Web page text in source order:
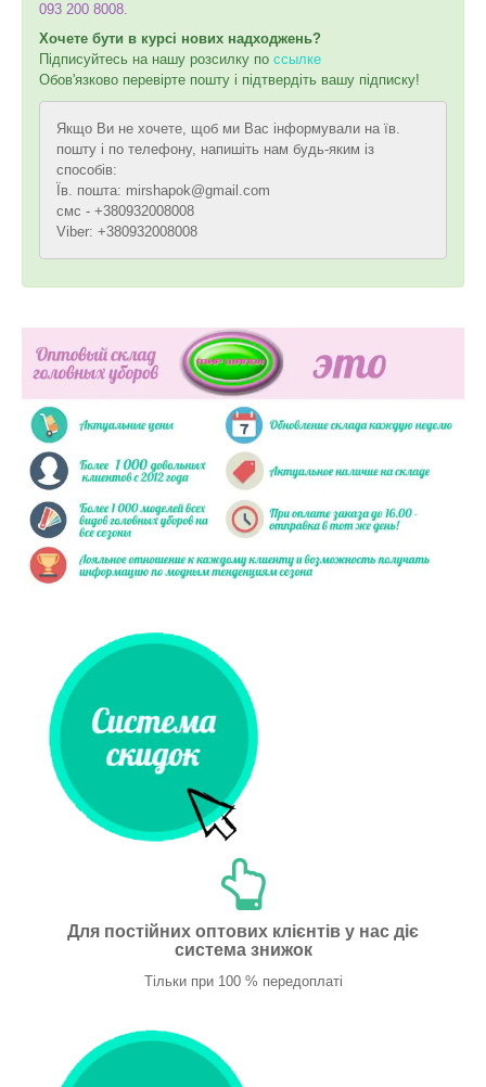
093 200 8008.
Хочете бути в курсі нових надходжень?
Підписуйтесь на нашу розсилку по ссылке
Обов'язково перевірте пошту і підтвердіть вашу підписку!
Якщо Ви не хочете, щоб ми Вас інформували на їв.
пошту і по телефону, напишіть нам будь-яким із
способів:
Їв. пошта: mirshapok@gmail.com
смс - +380932008008
Viber: +380932008008
Для постійних оптових клієнтів у нас діє
система знижок
Тільки при 100 % передоплаті